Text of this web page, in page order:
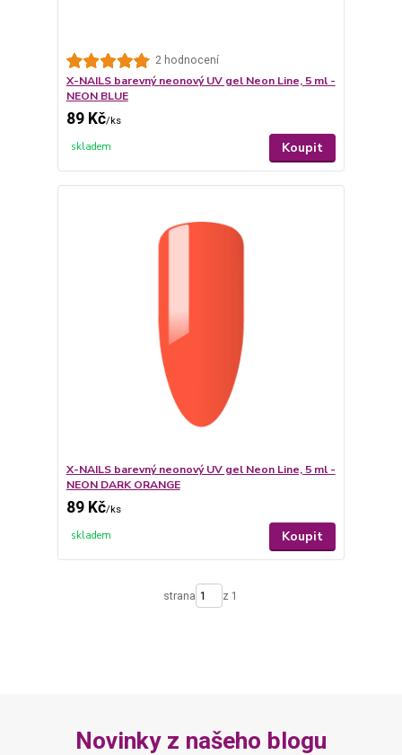
2 hodnocení
X-NAILS barevný neonový UV gel Neon Line, 5 ml -
NEON BLUE
89 Kč/ks
skladem Koupit
X-NAILS barevný neonový UV gel Neon Line, 5 ml -
NEON DARK ORANGE
89 Kč/ks
skladem Koupit
strana z 1
Novinky z našeho blogu